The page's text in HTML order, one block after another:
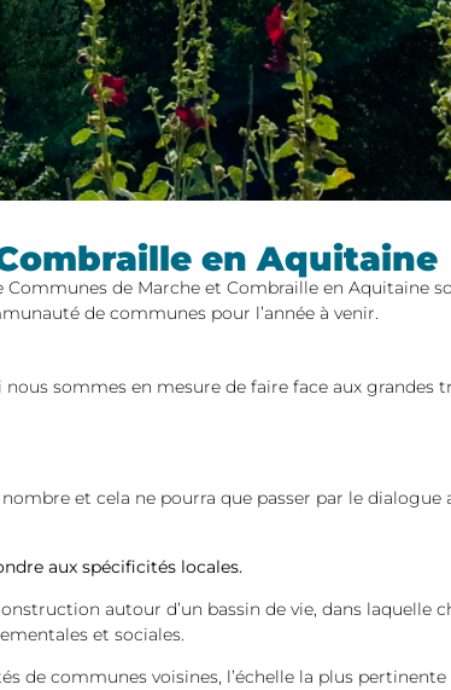
en Aquitaine
de Marche et Combraille en Aquitaine
de communes pour l’année à venir.
sommes en mesure de faire face aux grandes
et cela ne pourra que passer par le dialogue
aux spécificités locales.
autour d’un bassin de vie, dans laquelle
et sociales.
communes voisines, l’échelle la plus pertinente